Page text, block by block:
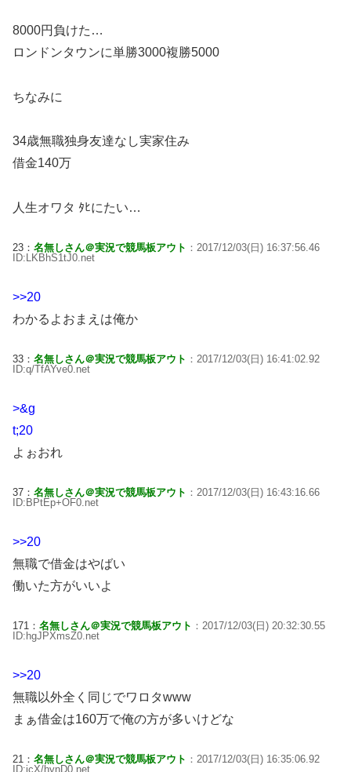
8000円負けた…
ロンドンタウンに単勝3000複勝5000
ちなみに
34歳無職独身友達なし実家住み
借金140万
人生オワタ ﾀﾋにたい…
23： 名無しさん＠実況で競馬板アウト ：2017/12/03(日) 16:37:56.46
ID:LKBhS1tJ0.net
>>20
わかるよおまえは俺か
33： 名無しさん＠実況で競馬板アウト ：2017/12/03(日) 16:41:02.92
ID:q/TfAYve0.net
>&g
t;20
よぉおれ
37： 名無しさん＠実況で競馬板アウト ：2017/12/03(日) 16:43:16.66
ID:BPtEp+OF0.net
>>20
無職で借金はやばい
働いた方がいいよ
171： 名無しさん＠実況で競馬板アウト ：2017/12/03(日) 20:32:30.55
ID:hgJPXmsZ0.net
>>20
無職以外全く同じでワロタwww
まぁ借金は160万で俺の方が多いけどな
21： 名無しさん＠実況で競馬板アウト ：2017/12/03(日) 16:35:06.92
ID:jcX/hynD0.net